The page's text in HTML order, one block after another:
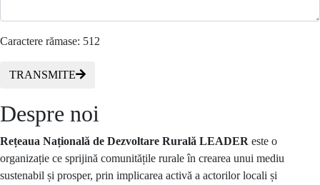
Caractere rămase: 512
TRANSMITE
Despre noi
Rețeaua Națională de Dezvoltare Rurală LEADER este o
organizație ce sprijină comunitățile rurale în crearea unui mediu
sustenabil și prosper, prin implicarea activă a actorilor locali și